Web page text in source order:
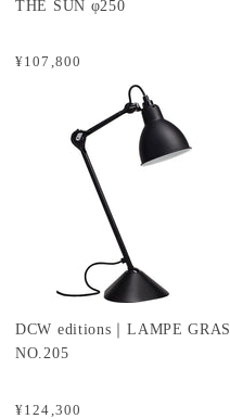
¥107,800
THE SUN φ250
¥124,300
DCW editions｜LAMPE GRAS
NO.205